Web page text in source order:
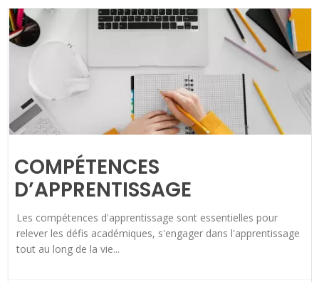
COMPÉTENCES
D’APPRENTISSAGE
Les compétences d'apprentissage sont essentielles pour
relever les défis académiques, s'engager dans l'apprentissage
tout au long de la vie...